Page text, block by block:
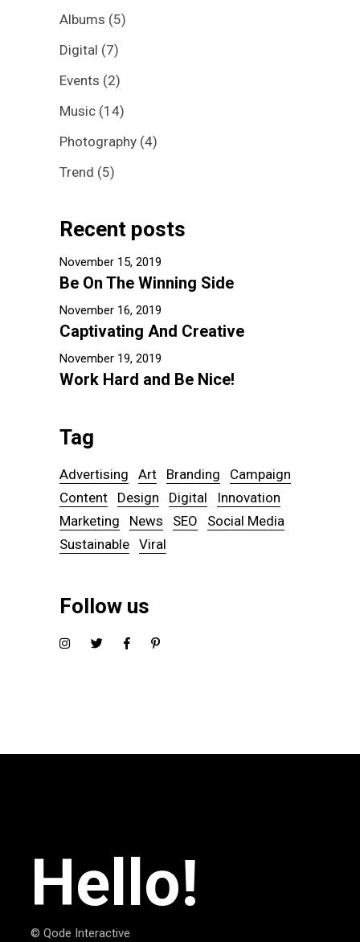
Albums (5)
Digital (7)
Events (2)
Music (14)
Photography (4)
Trend (5)
Recent posts
November 15, 2019
Be On The Winning Side
November 16, 2019
Captivating And Creative
November 19, 2019
Work Hard and Be Nice!
Tag
Advertising Art Branding
Campaign
Content
Design Digital
Innovation
Marketing
News SEO
Social Media
Sustainable Viral
Follow us
Hello!
© Qode Interactive